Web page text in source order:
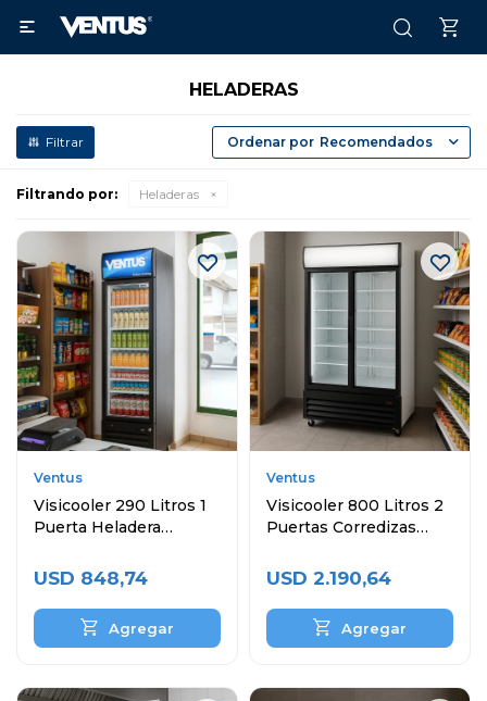

HELADERAS
Recomendados
Filtrando por: Heladeras
Ventus
Visicooler 290 Litros 1
Puerta Heladera
USD 848,74
Ventus
Visicooler 800 Litros 2
Puertas Corredizas
USD 2.190,64